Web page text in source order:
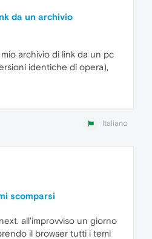
da un archivio
archivio di link da un pc
identiche di opera),
Italiano
scomparsi
all'improvviso un giorno
il browser tutti i temi